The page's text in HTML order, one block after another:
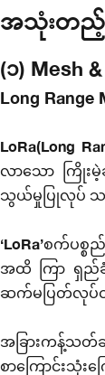
အသုံးတည့်
(၁) Mesh
Long Range
LoRa(Long
လာသော ကြိုးမဲ့
သွယ်မှုပြုလုပ် သ
‘LoRa’စက်ပ
အထိ ကြာ ရှည်ခံ
ဆက်မပြတ်လုပ်င
အခြားကန့်သတ်
စာကြောင်းသုံ